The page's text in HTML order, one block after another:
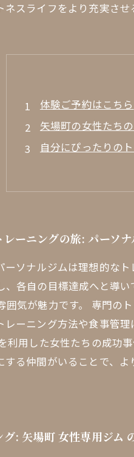
スライフをより充実さ
体験ご予約はこちら
矢場町の女性たち
自分にぴったりの
月曜から金曜まで
成功の秘訣: 矢場町
新しい自分に出会
ーニングの旅: パーソ
ーソナルジムは理想的な
、各自の目標達成へと導
囲気が魅力です。 専門の
レーニング方法や食事管
利用した女性たちの成功
する仲間がいることで、
: 矢場町 女性専用ジム